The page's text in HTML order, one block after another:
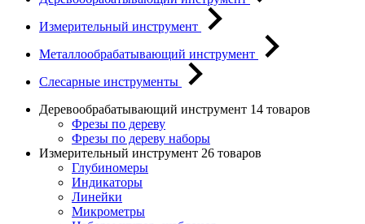
Измерительный инструмент
Металлообрабатывающий инструмент
Слесарные инструменты
Деревообрабатывающий инструмент 14 товаров
Фрезы по дереву
Фрезы по дереву наборы
Измерительный инструмент 26 товаров
Глубиномеры
Индикаторы
Линейки
Микрометры